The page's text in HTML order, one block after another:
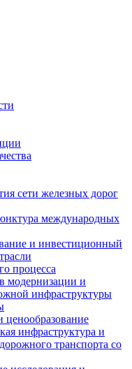
сети железных дорог
международных
и инвестиционный
процесса
модернизации и
инфраструктуры
инфраструктура и
транспорта со